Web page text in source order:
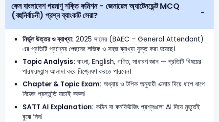
কেন বাংলাদেশ পরমাণু শক্তি কমিশন - জেনারেল অ্যাটেনডেন্ট MCQ
(বহুনির্বাচনী) প্রশ্ন ব্যাংকটি সেরা?
নির্ভুল উত্তর ও ব্যাখ্যা: 2025 সালের (BAEC – General Attendant)
এর প্রতিটি প্রশ্নের পেছনের লজিক ও সহজ ব্যাখ্যা যুক্ত করা হয়েছে।
Topic Analysis: বাংলা, English, গণিত, সাধারণ জ্ঞান — প্রতিটি বিষয়ের
পারফরম্যান্স আলাদা করে বিশ্লেষণ করতে পারবেন।
Chapter & Topic Exam: অধ্যায় ও টপিক অনুযায়ী এক্সাম দিয়ে ধাপে ধাপে
নিজের প্রস্তুতি যাচাই করুন।
SATT AI Explanation: কঠিন বা কনফিউজিং প্রশ্নগুলো AI দিয়ে মুহূর্তেই
বুঝে নিন।